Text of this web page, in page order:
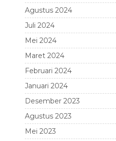
Agustus 2024
Juli 2024
Mei 2024
Maret 2024
Februari 2024
Januari 2024
Desember 2023
Agustus 2023
Mei 2023